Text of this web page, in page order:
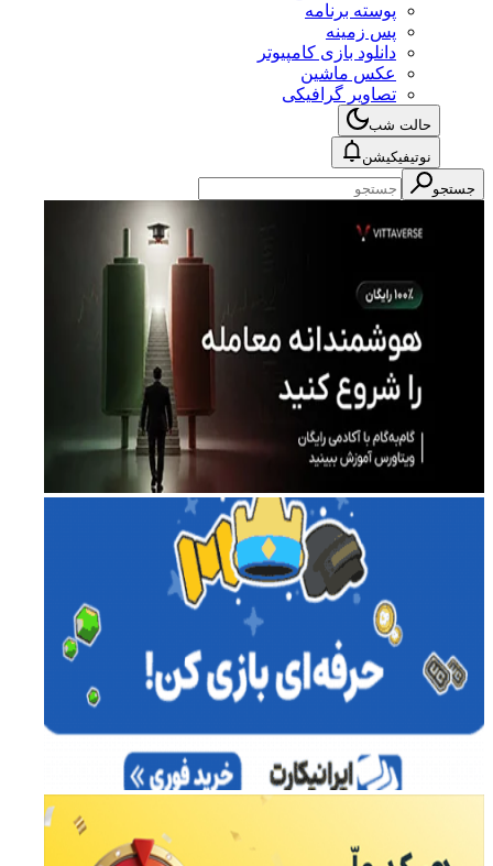
پوسته برنامه
پس زمینه
دانلود بازی کامپیوتر
عکس ماشین
تصاویر گرافیکی
حالت شب
نوتیفیکیشن
جستجو